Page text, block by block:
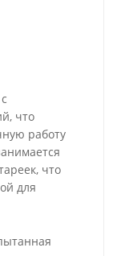
что
работу
что
для